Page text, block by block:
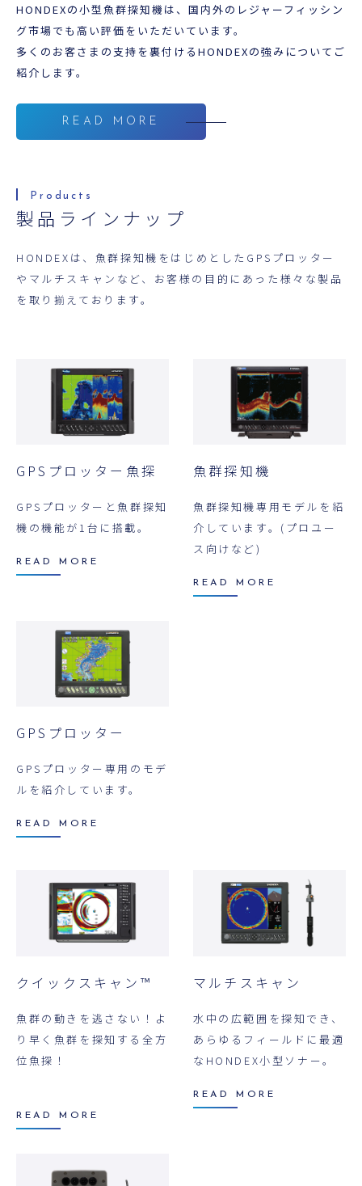
HONDEXの小型魚群探知機は、国内外のレジャーフィッシン
グ市場でも高い評価をいただいています。
多くのお客さまの支持を裏付けるHONDEXの強みについてご
紹介します。
READ MORE
製品ラインナップ
HONDEXは、魚群探知機をはじめとしたGPSプロッター
やマルチスキャンなど、お客様の目的にあった様々な製品
を取り揃えております。
GPSプロッター魚探
GPSプロッターと魚群探知
機の機能が1台に搭載。
READ MORE
魚群探知機
魚群探知機専用モデルを紹
介しています。(プロユー
ス向けなど)
READ MORE
GPSプロッター
GPSプロッター専用のモデ
ルを紹介しています。
READ MORE
クイックスキャン™
魚群の動きを逃さない！よ
り早く魚群を探知する全方
位魚探！
READ MORE
マルチスキャン
水中の広範囲を探知でき、
あらゆるフィールドに最適
なHONDEX小型ソナー。
READ MORE